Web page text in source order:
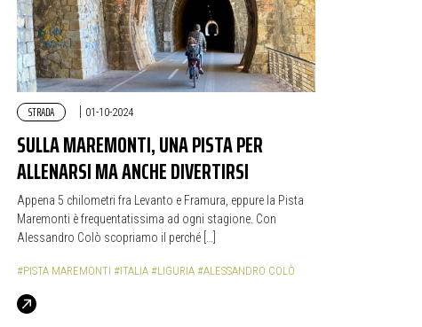
STRADA | 01-10-2024
SULLA MAREMONTI, UNA PISTA PER
ALLENARSI MA ANCHE DIVERTIRSI
Appena 5 chilometri fra Levanto e Framura, eppure la Pista
Maremonti è frequentatissima ad ogni stagione. Con
Alessandro Colò scopriamo il perché […]
#PISTA MAREMONTI #ITALIA #LIGURIA #ALESSANDRO COLÒ